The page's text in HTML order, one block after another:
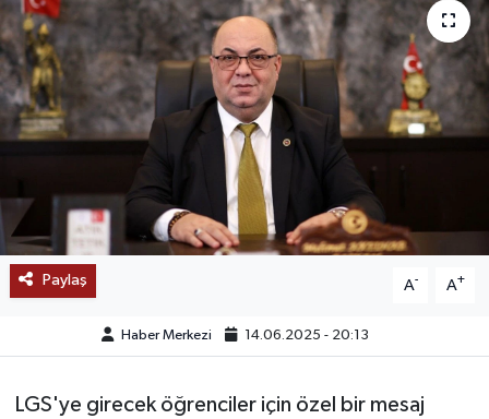
Paylaş A- A+
Haber Merkezi 14.06.2025 - 20:13
LGS'ye girecek öğrenciler için özel bir mesaj
SAĞLIK
EĞİTİM
BÖLGE
POPÜLER
DÜNYA
TREND
MEDYA